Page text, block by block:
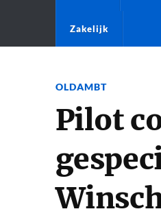
Zakelijk
OLDAMBT
Pilot